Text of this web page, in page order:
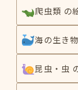
爬虫類 の
海の生き
昆虫・虫